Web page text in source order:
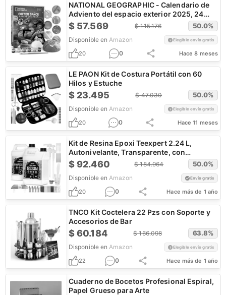
NATIONAL GEOGRAPHIC - Calendario de
Adviento del espacio exterior 2025, 24
días de experimentos, manualidades y
actividades con temática espacial,
calendario de cuenta regresiva de Navidad
para niños
$ 57.569 $115.176 50.0%
Disponible en Amazon Elegible envío gratis
20 0 Hace 8 meses
LE PAON Kit de Costura Portátil con 60
Hilos y Estuche
$ 23.495 $47.030 50.0%
Disponible en Amazon Elegible envío gratis
20 0 Hace 11 meses
Kit de Resina Epoxi Teexpert 2.24 L,
Autonivelante, Transparente, con
Herramientas - ¡CUPÓN!
$ 92.460 $184.964 50.0%
Disponible en Amazon Envío gratis
20 0 Hace más de 1 año
TNCO Kit Coctelera 22 Pzs con Soporte y
Accesorios de Bar
$60.184 $166.098 63.8%
Disponible en Amazon Elegible envío gratis
22 0 Hace más de 1 año
Cuaderno de Bocetos Profesional Espiral,
Papel Grueso para Arte